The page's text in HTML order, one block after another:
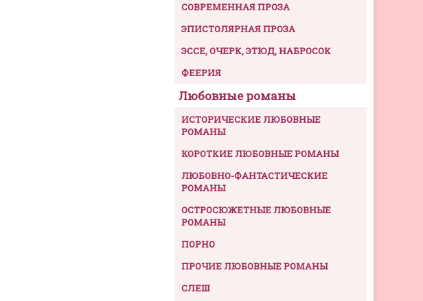
СОВРЕМЕННАЯ ПРОЗА
ЭПИСТОЛЯРНАЯ ПРОЗА
ЭССЕ, ОЧЕРК, ЭТЮД, НАБРОСОК
ФЕЕРИЯ
Любовные романы
ИСТОРИЧЕСКИЕ ЛЮБОВНЫЕ
РОМАНЫ
КОРОТКИЕ ЛЮБОВНЫЕ РОМАНЫ
ЛЮБОВНО-ФАНТАСТИЧЕСКИЕ
РОМАНЫ
ОСТРОСЮЖЕТНЫЕ ЛЮБОВНЫЕ
РОМАНЫ
ПОРНО
ПРОЧИЕ ЛЮБОВНЫЕ РОМАНЫ
СЛЕШ